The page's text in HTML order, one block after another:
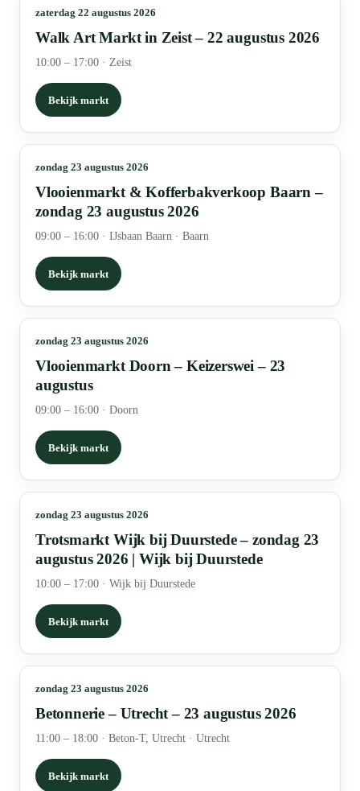
zaterdag 22 augustus 2026
Walk Art Markt in Zeist – 22 augustus 2026
10:00 – 17:00 · Zeist
Bekijk markt
zondag 23 augustus 2026
Vlooienmarkt & Kofferbakverkoop Baarn –
zondag 23 augustus 2026
09:00 – 16:00 · IJsbaan Baarn · Baarn
Bekijk markt
zondag 23 augustus 2026
Vlooienmarkt Doorn – Keizerswei – 23
augustus
09:00 – 16:00 · Doorn
Bekijk markt
zondag 23 augustus 2026
Trotsmarkt Wijk bij Duurstede – zondag 23
augustus 2026 | Wijk bij Duurstede
10:00 – 17:00 · Wijk bij Duurstede
Bekijk markt
zondag 23 augustus 2026
Betonnerie – Utrecht – 23 augustus 2026
11:00 – 18:00 · Beton-T, Utrecht · Utrecht
Bekijk markt